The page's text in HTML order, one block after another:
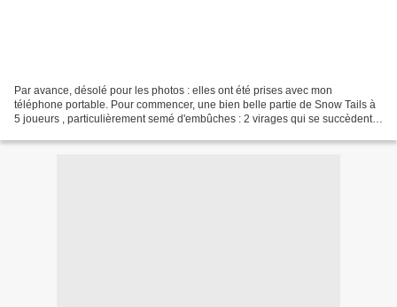
Par avance, désolé pour les photos : elles ont été prises avec mon
téléphone portable. Pour commencer, une bien belle partie de Snow Tails à
5 joueurs , particulièrement semé d'embûches : 2 virages qui se succèdent,